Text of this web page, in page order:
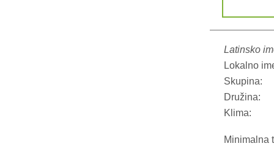
Latinsko
Lokalno
Skupina:
Družina:
Klima:
Minimalna